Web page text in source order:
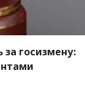
госизмену: